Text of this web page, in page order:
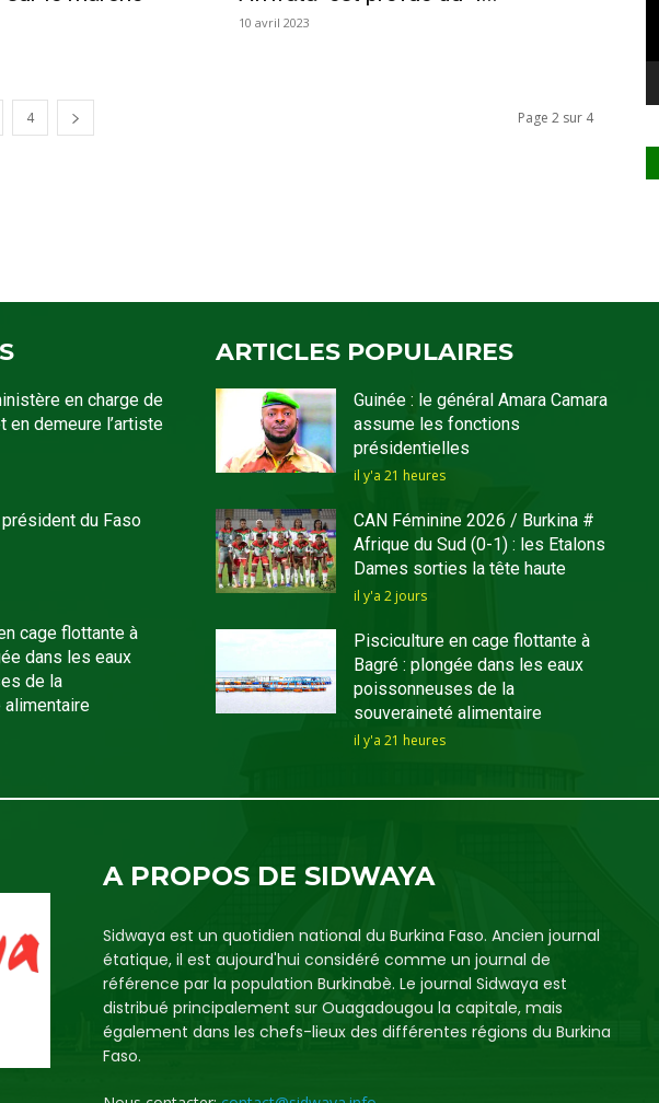
10 avril 2023
4 Page 2 sur 4
en charge de
en demeure l’artiste
du Faso
cage flottante à
dans les eaux
de la
alimentaire
ARTICLES POPULAIRES
Guinée : le général Amara Camara
assume les fonctions
présidentielles
il y'a 21 heures
CAN Féminine 2026 / Burkina #
Afrique du Sud (0-1) : les Etalons
Dames sorties la tête haute
il y'a 2 jours
Pisciculture en cage flottante à
Bagré : plongée dans les eaux
poissonneuses de la
souveraineté alimentaire
il y'a 21 heures
A PROPOS DE SIDWAYA
Sidwaya est un quotidien national du Burkina Faso. Ancien journal
étatique, il est aujourd'hui considéré comme un journal de
référence par la population Burkinabè. Le journal Sidwaya est
distribué principalement sur Ouagadougou la capitale, mais
également dans les chefs-lieux des différentes régions du Burkina
Faso.